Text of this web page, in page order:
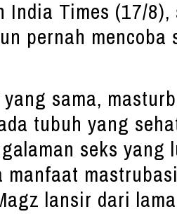
India Times (17/
pernah mencoba
sama,
tubuh yang
seks
manfaat
lansir dari